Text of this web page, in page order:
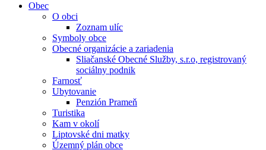
Obec
O obci
Zoznam ulíc
Symboly obce
Obecné organizácie a zariadenia
Sliačanské Obecné Služby, s.r.o, registrovaný
sociálny podnik
Farnosť
Ubytovanie
Penzión Prameň
Turistika
Kam v okolí
Liptovské dni matky
Územný plán obce